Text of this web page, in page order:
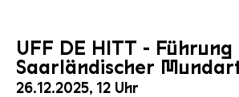
UFF DE HITT - Führung
Saarländischer
26.12.2025, 12 Uhr